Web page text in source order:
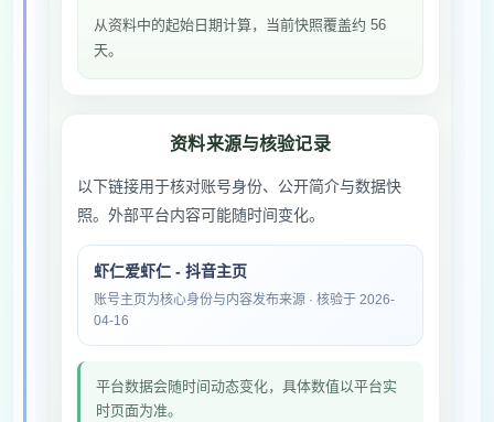
从资料中的起始日期计算，当前快照覆盖约 56
天。
资料来源与核验记录
以下链接用于核对账号身份、公开简介与数据快
照。外部平台内容可能随时间变化。
虾仁爱虾仁 - 抖音主页
账号主页为核心身份与内容发布来源 · 核验于 2026-
04-16
平台数据会随时间动态变化，具体数值以平台实
时页面为准。